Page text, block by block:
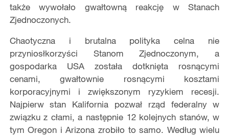
także wywołało gwałtowną reakcję w Stanach
Zjednoczonych.
Chaotyczna i brutalna polityka celna nie
przyniosłkorzyści Stanom Zjednoczonym, a
gospodarka USA została dotknięta rosnącymi
cenami, gwałtownie rosnącymi kosztami
korporacyjnymi i zwiększonym ryzykiem recesji.
Najpierw stan Kalifornia pozwał rząd federalny w
związku z cłami, a następnie 12 kolejnych stanów, w
tym Oregon i Arizona zrobiło to samo. Według wielu